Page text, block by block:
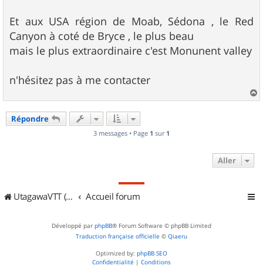
Et aux USA région de Moab, Sédona , le Red
Canyon à coté de Bryce , le plus beau
mais le plus extraordinaire c'est Monunent valley
n'hésitez pas à me contacter
a
Répondre
3 messages • Page 1 sur 1
Aller
UtagawaVTT (Randos VTT et VTTAE avec traces GPS) Accueil forum
Développé par phpBB® Forum Software © phpBB Limited
Traduction française officielle © Qiaeru
Optimized by: phpBB SEO
Confidentialité | Conditions